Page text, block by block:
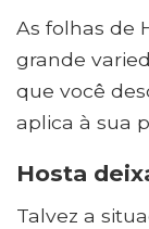
As folhas de
grande
que você
aplica à sua
Hosta
Talvez a